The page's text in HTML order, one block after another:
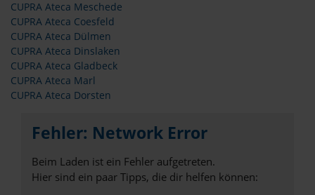
CUPRA Ateca Meschede
CUPRA Ateca Coesfeld
CUPRA Ateca Dülmen
CUPRA Ateca Dinslaken
CUPRA Ateca Gladbeck
CUPRA Ateca Marl
CUPRA Ateca Dorsten
Fehler: Network Error
Beim Laden ist ein Fehler aufgetreten.
Hier sind ein paar Tipps, die dir helfen können: